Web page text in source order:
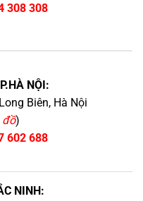
308 308
NỘI:
Biên, Hà Nội
đồ)
602 688
NINH: